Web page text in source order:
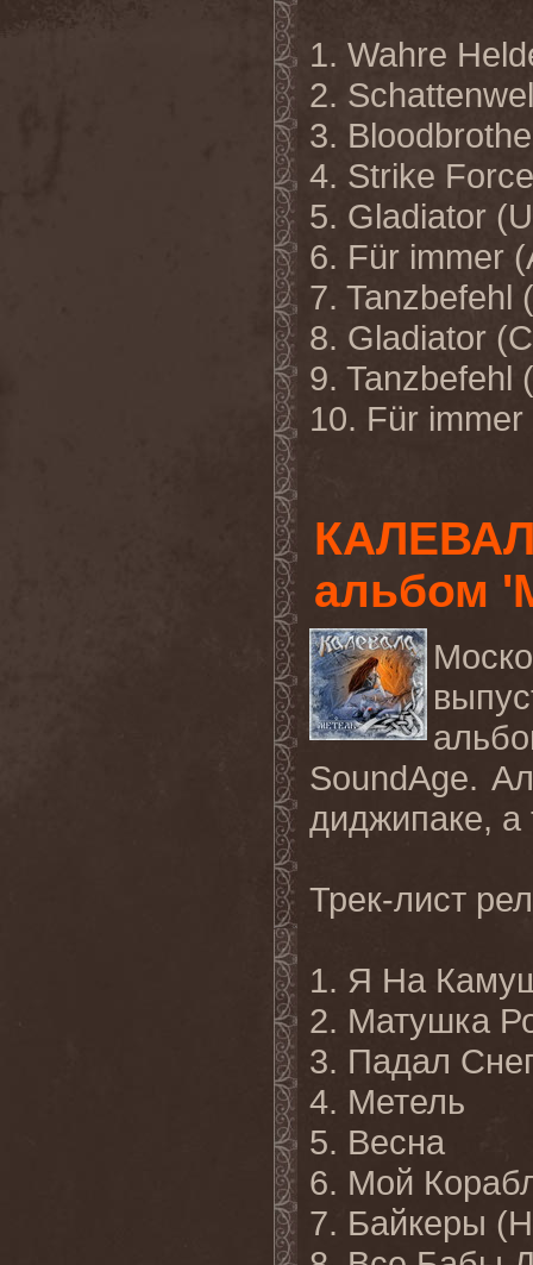
1. Wahre
2.
3.
4. Strike Force
5. Gladiator
6. Für immer
7. Tanzbefehl
8. Gladiator
9. Tanzbefehl
10. Für
альбом
SoundAge.
диджипаке,
Трек-лист
1. Я На
2. Матушка
3. Падал
4. Метель
5. Весна
6. Мой
7. Байкеры